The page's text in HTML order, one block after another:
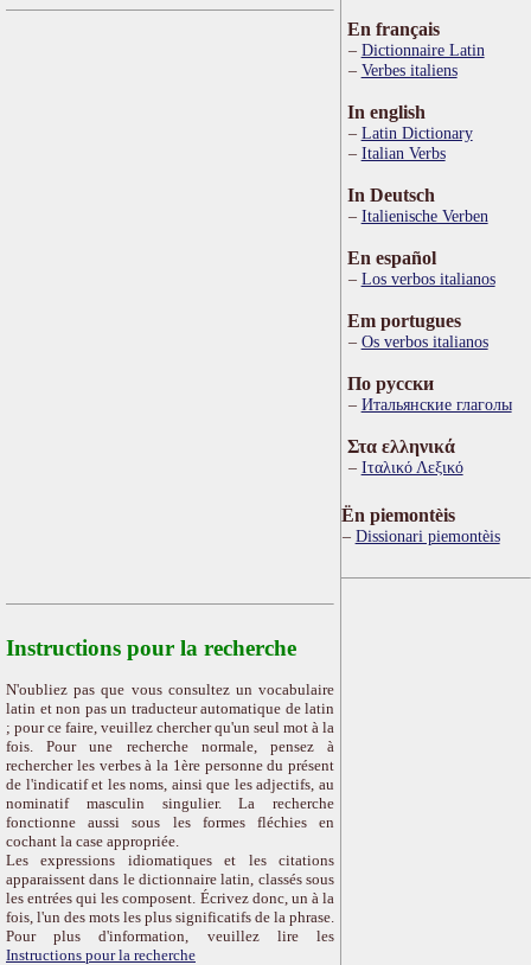
Instructions pour la recherche
N'oubliez pas que vous consultez un vocabulaire
latin et non pas un traducteur automatique de latin
; pour ce faire, veuillez chercher qu'un seul mot à la
fois. Pour une recherche normale, pensez à
rechercher les verbes à la 1ère personne du présent
de l'indicatif et les noms, ainsi que les adjectifs, au
nominatif masculin singulier. La recherche
fonctionne aussi sous les formes fléchies en
cochant la case appropriée.
Les expressions idiomatiques et les citations
apparaissent dans le dictionnaire latin, classés sous
les entrées qui les composent. Écrivez donc, un à la
fois, l'un des mots les plus significatifs de la phrase.
Pour plus d'information, veuillez lire les
Instructions pour la recherche
En français
Dictionnaire Latin
Verbes italiens
In english
Latin Dictionary
Italian Verbs
In Deutsch
Italienische Verben
En español
Los verbos italianos
Em portugues
Os verbos italianos
По русски
Итальянские глаголы
Στα ελληνικά
Ιταλικό Λεξικό
Ën piemontèis
Dissionari piemontèis